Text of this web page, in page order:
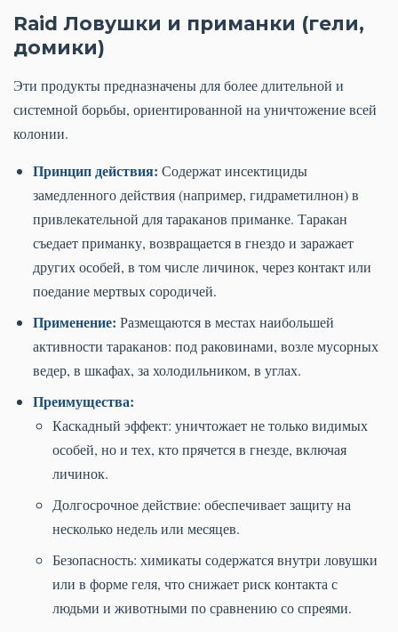
Raid Ловушки и приманки (гели,
домики)
Эти продукты предназначены для более длительной и
системной борьбы, ориентированной на уничтожение всей
колонии.
Принцип действия: Содержат инсектициды
замедленного действия (например, гидраметилнон) в
привлекательной для тараканов приманке. Таракан
съедает приманку, возвращается в гнездо и заражает
других особей, в том числе личинок, через контакт или
поедание мертвых сородичей.
Применение: Размещаются в местах наибольшей
активности тараканов: под раковинами, возле мусорных
ведер, в шкафах, за холодильником, в углах.
Преимущества:
Каскадный эффект: уничтожает не только видимых
особей, но и тех, кто прячется в гнезде, включая
личинок.
Долгосрочное действие: обеспечивает защиту на
несколько недель или месяцев.
Безопасность: химикаты содержатся внутри ловушки
или в форме геля, что снижает риск контакта с
людьми и животными по сравнению со спреями.